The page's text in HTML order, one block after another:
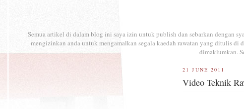
Semua artikel di dalam blog ini saya izin untuk publish dan sebarkan dengan
mengizinkan anda untuk mengamalkan segala kaedah rawatan yang ditulis
dimaklumkan.
21 JUNE 2011
Video Teknik